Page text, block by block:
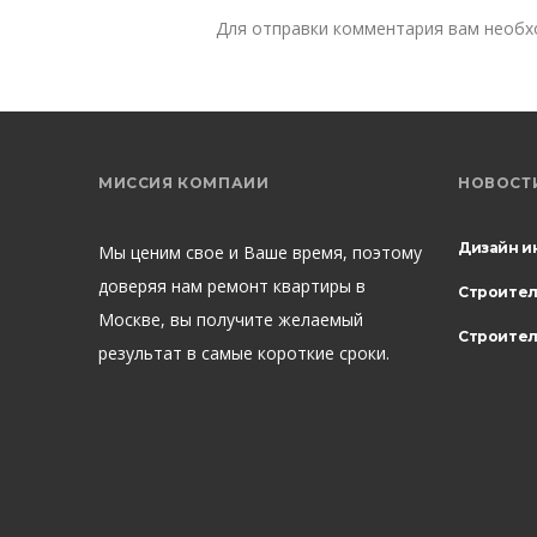
Для отправки комментария вам
МИССИЯ КОМПАИИ
Мы ценим свое и Ваше время, поэтому
доверяя нам ремонт квартиры в
Москве, вы получите желаемый
результат в самые короткие сроки.
Дизайн